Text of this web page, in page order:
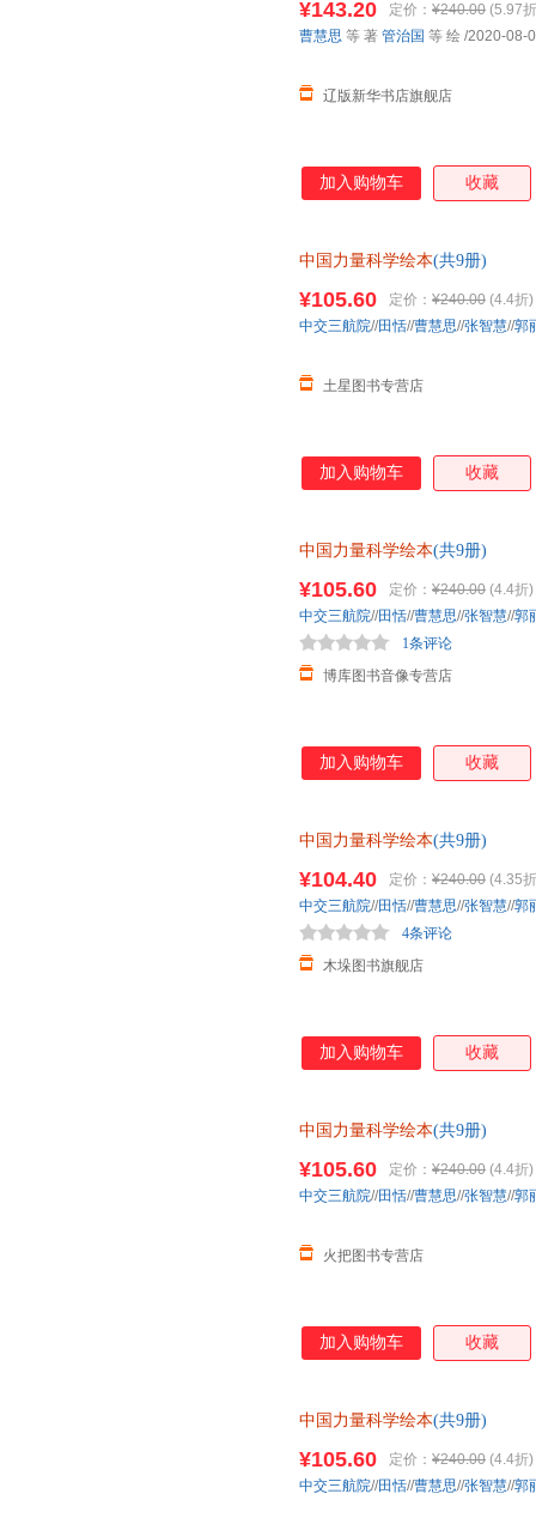
票
¥143.20 定价： ¥240.00 (5.97
辽版新华书店旗舰店
曹慧思 等 著 管治国 等 绘 /2020-08-
加入购物车 收藏
中国力量科学绘本(共9册)
¥105.60 定价： ¥240.00 (4.4折)
土星图书专营店
中交三航院//田恬//曹慧思//张智慧//郭
加入购物车 收藏
中国力量科学绘本(共9册)
¥105.60 定价： ¥240.00 (4.4折)
博库图书音像专营店
1条评论
中交三航院//田恬//曹慧思//张智慧//郭
加入购物车 收藏
中国力量科学绘本(共9册)
¥104.40 定价： ¥240.00 (4.35
木垛图书旗舰店
4条评论
中交三航院//田恬//曹慧思//张智慧//郭
加入购物车 收藏
中国力量科学绘本(共9册)
¥105.60 定价： ¥240.00 (4.4折)
火把图书专营店
中交三航院//田恬//曹慧思//张智慧//郭
加入购物车 收藏
中国力量科学绘本(共9册)
¥105.60 定价： ¥240.00 (4.4折)
中交三航院//田恬//曹慧思//张智慧//郭